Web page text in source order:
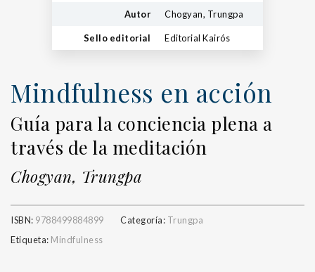
Autor Chogyan, Trungpa
Sello editorial Editorial Kairós
Mindfulness en acción
Guía para la conciencia plena a
través de la meditación
Chogyan, Trungpa
ISBN: 9788499884899 Categoría: Trungpa
Etiqueta: Mindfulness